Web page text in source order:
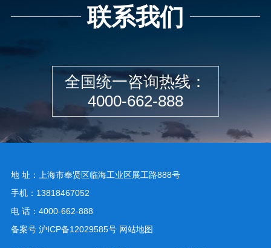
联系我们
全国统一咨询热线：
4000-662-888
地 址：上海市奉贤区临海工业区展工路888号
手机：13818467052
电 话：4000-662-888
备案号 沪ICP备12029585号 网站地图